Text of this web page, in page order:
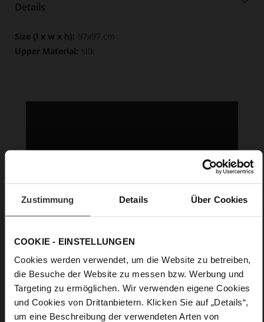
Zustimmung Details Über Cookies
COOKIE - EINSTELLUNGEN
Cookies werden verwendet, um die Website zu betreiben,
die Besuche der Website zu messen bzw. Werbung und
Targeting zu ermöglichen. Wir verwenden eigene Cookies
und Cookies von Drittanbietern. Klicken Sie auf „Details“,
um eine Beschreibung der verwendeten Arten von
Details
More
Information
97x97 cm
silk